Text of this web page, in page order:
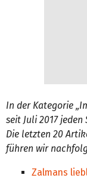
In der Kategorie
seit Juli 2017
Die letzten 20
führen wir
Zalmans